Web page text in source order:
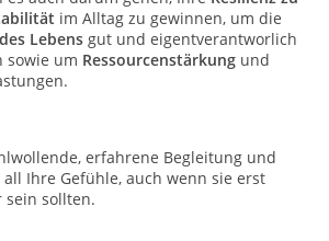
im Alltag zu gewinnen, um die
Lebens gut und eigentverantworlich
sowie um Ressourcenstärkung und
erfahrene Begleitung und
Ihre Gefühle, auch wenn sie erst
sollten.